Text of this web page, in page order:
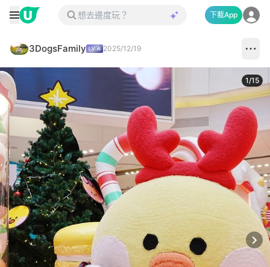
下載App
3DogsFamily 2025/12/19
1/15